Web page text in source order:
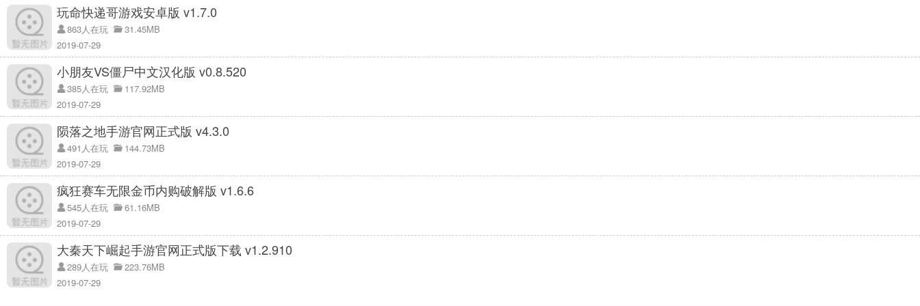
玩命快递哥游戏安卓版 v1.7.0
863人在玩
31.45MB
2019-07-29
小朋友VS僵尸中文汉化版 v0.8.520
385人在玩
117.92MB
2019-07-29
陨落之地手游官网正式版 v4.3.0
491人在玩
144.73MB
2019-07-29
疯狂赛车无限金币内购破解版 v1.6.6
545人在玩
61.16MB
2019-07-29
大秦天下崛起手游官网正式版下载 v1.2.910
289人在玩
223.76MB
2019-07-29